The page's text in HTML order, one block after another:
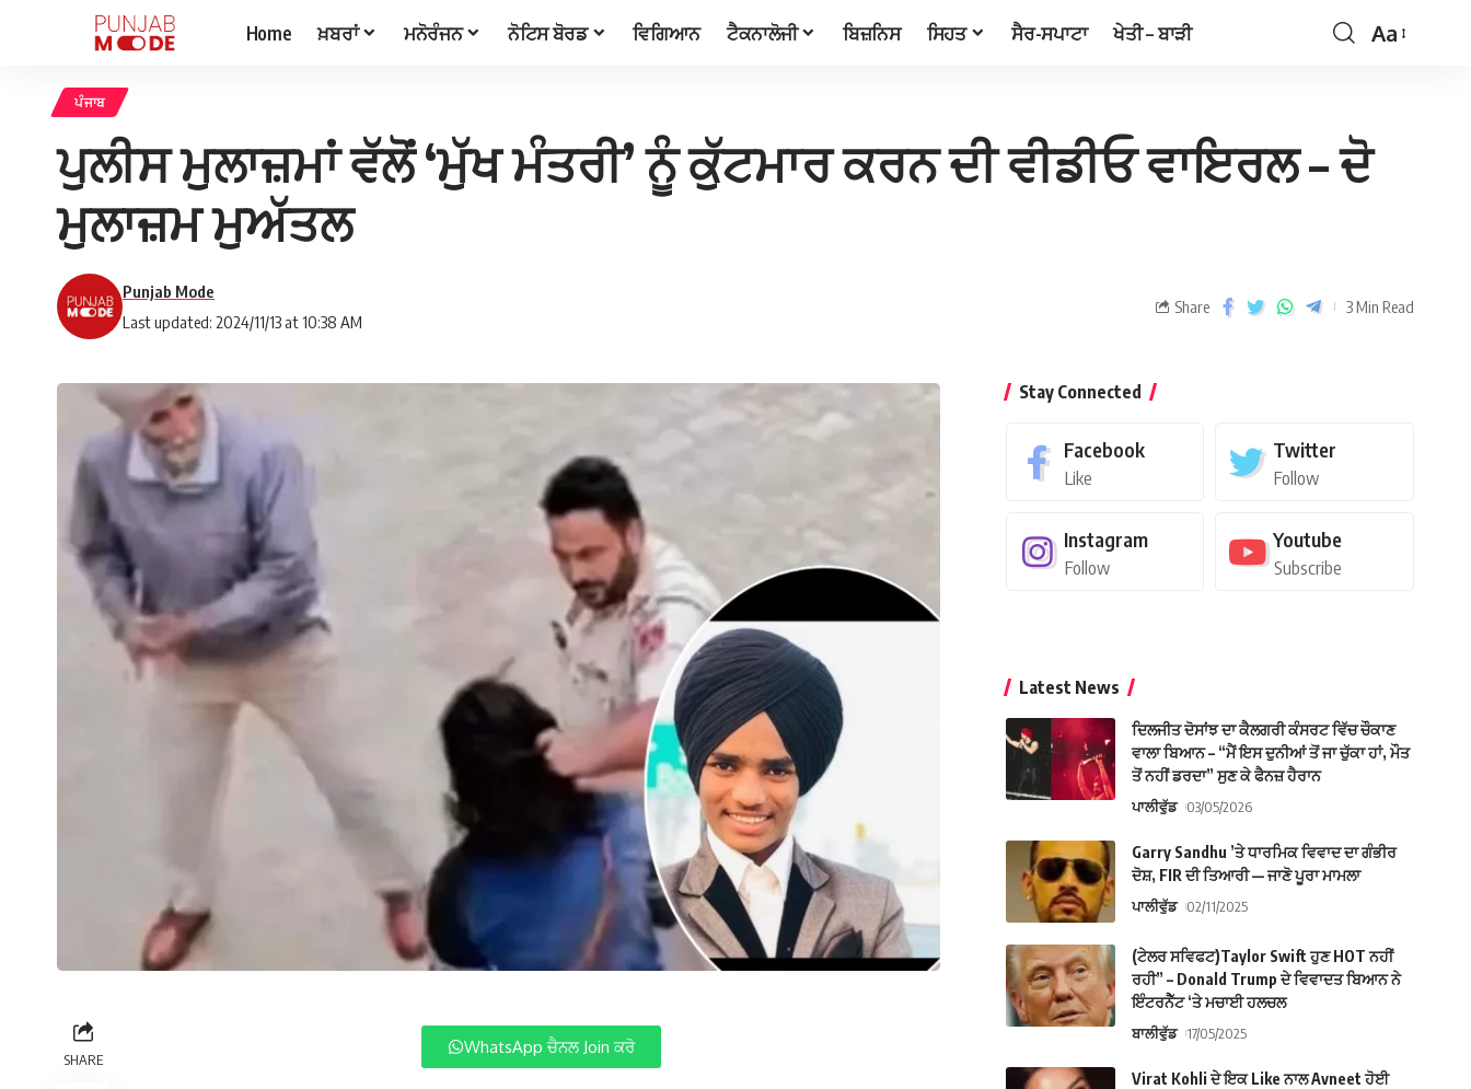
Home ਖ਼ਬਰਾਂ ਮਨੋਰੰਜਨ ਨੋਟਿਸ ਬੋਰਡ ਵਿਗਿਆਨ ਟੈਕਨਾਲੋਜੀ ਬਿਜ਼ਨਿਸ ਸਿਹਤ ਸੈਰ-ਸਪਾਟਾ ਖੇਤੀ – ਬਾੜੀ Aa
ਪੰਜਾਬ
ਪੁਲੀਸ ਮੁਲਾਜ਼ਮਾਂ ਵੱਲੋਂ ‘ਮੁੱਖ ਮੰਤਰੀ’ ਨੂੰ ਕੁੱਟਮਾਰ ਕਰਨ ਦੀ ਵੀਡੀਓ ਵਾਇਰਲ – ਦੋ
ਮੁਲਾਜ਼ਮ ਮੁਅੱਤਲ
Last updated: 2024/11/13 at 10:38 AM
Punjab Mode
Share 3 Min Read
SHARE
WhatsApp ਚੈਨਲ Join ਕਰੋ
Stay Connected
Facebook
Like
Twitter
Follow
Instagram
Follow
Youtube
Subscribe
Latest News
ਦਿਲਜੀਤ ਦੋਸਾਂਝ ਦਾ ਕੈਲਗਰੀ ਕੰਸਰਟ ਵਿੱਚ ਚੌਕਾਣ
ਵਾਲਾ ਬਿਆਨ – “ਮੈਂ ਇਸ ਦੁਨੀਆਂ ਤੋਂ ਜਾ ਚੁੱਕਾ ਹਾਂ, ਮੌਤ
ਤੋਂ ਨਹੀਂ ਡਰਦਾ” ਸੁਣ ਕੇ ਫੈਨਜ਼ ਹੈਰਾਨ
ਪਾਲੀਵੁੱਡ 03/05/2026
Garry Sandhu ’ਤੇ ਧਾਰਮਿਕ ਵਿਵਾਦ ਦਾ ਗੰਭੀਰ
ਦੋਸ਼, FIR ਦੀ ਤਿਆਰੀ — ਜਾਣੋ ਪੂਰਾ ਮਾਮਲਾ
ਪਾਲੀਵੁੱਡ 02/11/2025
(ਟੇਲਰ ਸਵਿਫਟ)Taylor Swift ਹੁਣ HOT ਨਹੀਂ
ਰਹੀ” – Donald Trump ਦੇ ਵਿਵਾਦਤ ਬਿਆਨ ਨੇ
ਇੰਟਰਨੈੱਟ ‘ਤੇ ਮਚਾਈ ਹਲਚਲ
ਬਾਲੀਵੁੱਡ 17/05/2025
Virat Kohli ਦੇ ਇਕ Like ਨਾਲ Avneet ਹੋਈ